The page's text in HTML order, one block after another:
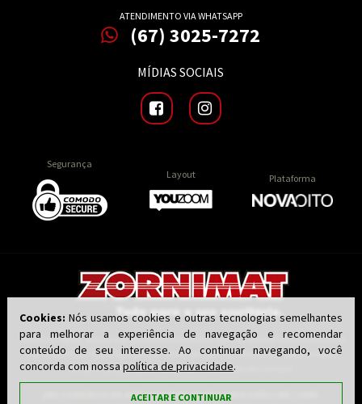
ATENDIMENTO VIA WHATSAPP
(67) 3025-7272
MÍDIAS SOCIAIS
Segurança
Layout
Plataforma
Todas as regras, preços e promoções são válidas apenas para produtos vendidos
e entregues por nossa loja virtual zornimat.com.br, não válidos para as lojas
físicas. O preço válido será o da finalização da compra.
JMZ COMERCIO DE ARTIGOS PARA ESCRITORIO EIRELI ME | CNPJ:
Cookies: Nós usamos cookies e outras tecnologias semelhantes
para melhorar a experiência de navegação e recomendar
conteúdo de seu interesse. Ao continuar navegando, você
concorda com nossa política de privacidade.
ACEITAR E CONTINUAR